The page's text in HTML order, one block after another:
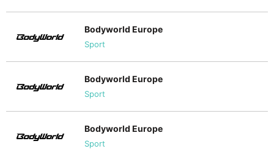
Bodyworld Europe
Sport
Bodyworld Europe
Sport
Bodyworld Europe
Sport